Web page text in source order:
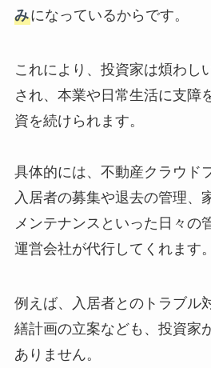
みになっているからです。
これにより、投資家は煩わし
され、本業や日常生活に支障
資を続けられます。
具体的には、不動産クラウド
入居者の募集や退去の管理、
メンテナンスといった日々の
運営会社が代行してくれます。
例えば、入居者とのトラブル
繕計画の立案なども、投資家
ありません。